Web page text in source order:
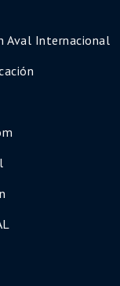
Aval Internacional